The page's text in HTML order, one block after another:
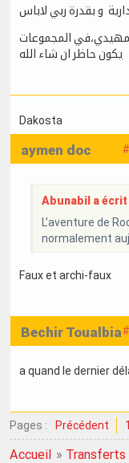
و بقدرة ربي لاباس
المجموعات
يكون حاظر ان شاء الله
Dakosta
aymen doc
Abunabil a écrit
L’aventure de
normalement
Faux et archi-faux
Bechir Toualbia
a quand le dernier
Pages : Précédent 1
Accueil » Transferts